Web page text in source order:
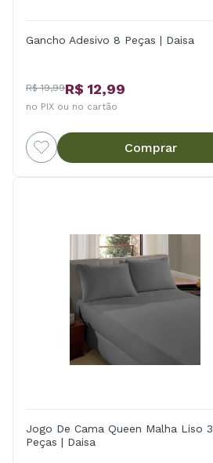
Gancho Adesivo 8 Peças | Daisa
R$ 19,99R$ 12,99
no PIX ou no cartão
Comprar
Jogo De Cama Queen Malha Liso 3
Peças | Daisa